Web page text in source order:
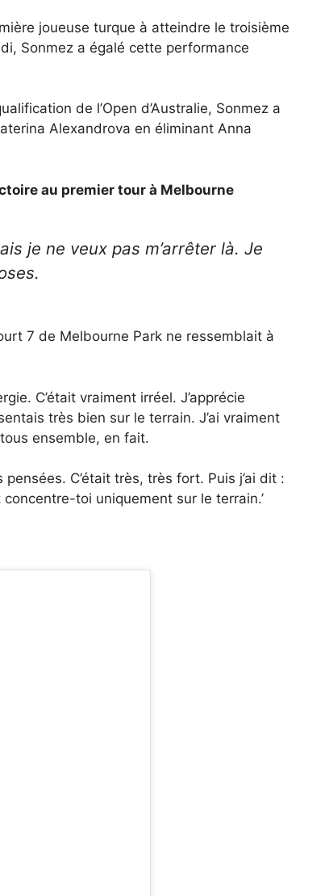
joueuse turque à atteindre le troisième
Sonmez a égalé cette performance
de l’Open d’Australie, Sonmez a
Alexandrova en éliminant Anna
au premier tour à Melbourne
je ne veux pas m’arrêter là. Je
7 de Melbourne Park ne ressemblait à
C’était vraiment irréel. J’apprécie
très bien sur le terrain. J’ai vraiment
ensemble, en fait.
C’était très, très fort. Puis j’ai dit :
toi uniquement sur le terrain.’